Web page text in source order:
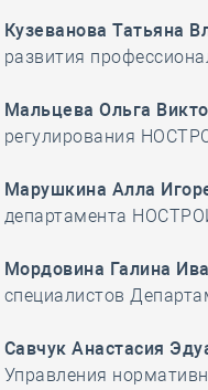
Кузеванова Татьяна
развития
Мальцева Ольга
регулирования
Марушкина Алла
департамента
Мордовина Галина
специалистов
Савчук Анастасия
Управления